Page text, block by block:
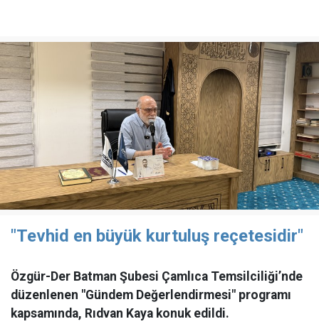
"Tevhid en büyük kurtuluş reçetesidir"
Özgür-Der Batman Şubesi Çamlıca Temsilciliği’nde
düzenlenen "Gündem Değerlendirmesi" programı
kapsamında, Rıdvan Kaya konuk edildi.